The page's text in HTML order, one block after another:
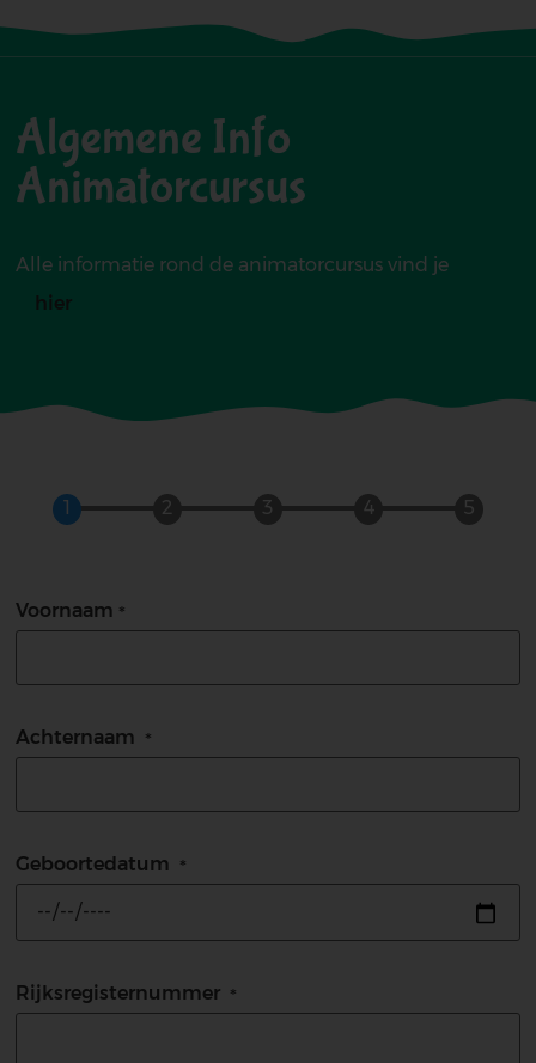
-
Wezembeek-
Oppem
Algemene Info
Animatorcursus
Alle informatie rond de animatorcursus vind je
hier
Voornaam
Achternaam
Geboortedatum
Rijksregisternummer